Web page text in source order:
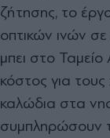
ζήτησης, το
οπτικών ινών σε
μπει στο Ταμείο
κόστος για
καλώδια στα
συμπληρώσουν